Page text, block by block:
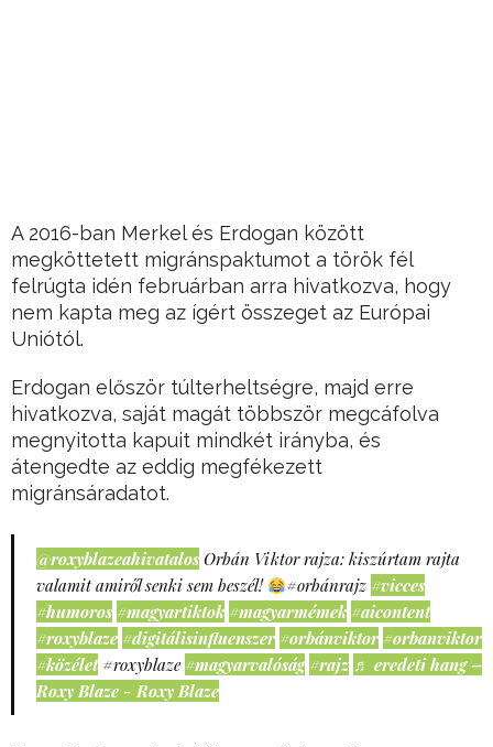
A 2016-ban Merkel és Erdogan között
megköttetett migránspaktumot a török fél
felrúgta idén februárban arra hivatkozva, hogy
nem kapta meg az ígért összeget az Európai
Uniótól.
Erdogan először túlterheltségre, majd erre
hivatkozva, saját magát többször megcáfolva
megnyitotta kapuit mindkét irányba, és
átengedte az eddig megfékezett
migránsáradatot.
@roxyblazeahivatalos Orbán Viktor rajza: kiszúrtam rajta
valamit amiről senki sem beszél!
#orbánrajz #vicces
#humoros #magyartiktok #magyarmémek #aicontent
#roxyblaze #digitálisinfluenszer #orbánviktor #orbanviktor
#közélet #roxyblaze #magyarvalóság #rajz ♬ eredeti hang –
Roxy Blaze - Roxy Blaze